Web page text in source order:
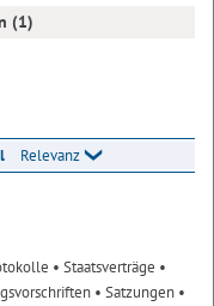
(1)
Relevanz
• Staatsverträge •
• Satzungen •